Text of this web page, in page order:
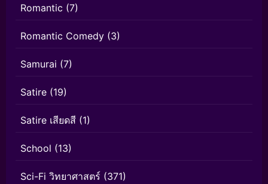
Romantic (7)
Romantic Comedy (3)
Samurai (7)
Satire (19)
Satire เสียดสี (1)
School (13)
Sci-Fi วิทยาศาสตร์ (371)